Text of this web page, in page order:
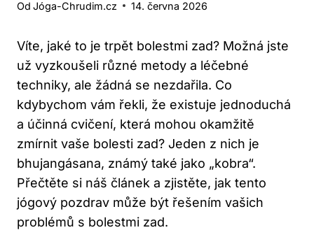
Od Jóga-Chrudim.cz 14. června 2026
Víte, jaké to je trpět bolestmi zad? Možná jste
už vyzkoušeli různé metody a léčebné
techniky, ale žádná se nezdařila. Co
kdybychom vám řekli, že existuje jednoduchá
a účinná cvičení, která mohou okamžitě
zmírnit vaše bolesti zad? Jeden z nich je
bhujangásana, známý také jako „kobra“.
Přečtěte si náš článek a zjistěte, jak tento
jógový pozdrav může být řešením vašich
problémů s bolestmi zad.